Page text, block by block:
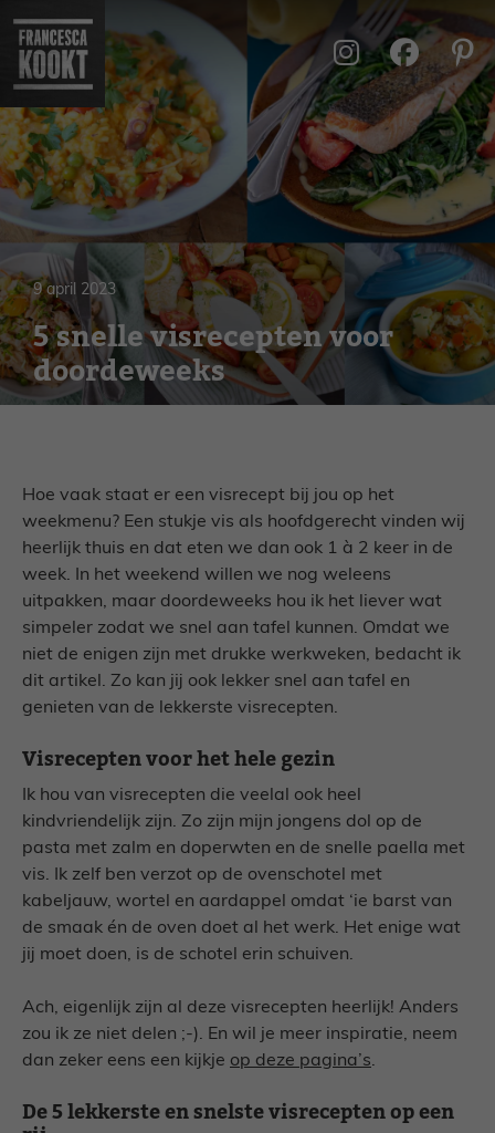
naar
inhoud
9 april 2023
5 snelle visrecepten voor
doordeweeks
Hoe vaak staat er een visrecept bij jou op het
weekmenu? Een stukje vis als hoofdgerecht vinden wij
heerlijk thuis en dat eten we dan ook 1 à 2 keer in de
week. In het weekend willen we nog weleens
uitpakken, maar doordeweeks hou ik het liever wat
simpeler zodat we snel aan tafel kunnen. Omdat we
niet de enigen zijn met drukke werkweken, bedacht ik
dit artikel. Zo kan jij ook lekker snel aan tafel en
genieten van de lekkerste visrecepten.
Visrecepten voor het hele gezin
Ik hou van visrecepten die veelal ook heel
kindvriendelijk zijn. Zo zijn mijn jongens dol op de
pasta met zalm en doperwten en de snelle paella met
vis. Ik zelf ben verzot op de ovenschotel met
kabeljauw, wortel en aardappel omdat ‘ie barst van
de smaak én de oven doet al het werk. Het enige wat
jij moet doen, is de schotel erin schuiven.
Ach, eigenlijk zijn al deze visrecepten heerlijk! Anders
zou ik ze niet delen ;-). En wil je meer inspiratie, neem
dan zeker eens een kijkje op deze pagina’s.
De 5 lekkerste en snelste visrecepten op een